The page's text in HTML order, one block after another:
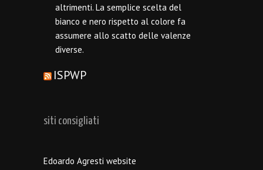
altrimenti. La semplice scelta del
bianco e nero rispetto al colore fa
assumere allo scatto delle valenze
diverse.
ISPWP
siti consigliati
Edoardo Agresti website